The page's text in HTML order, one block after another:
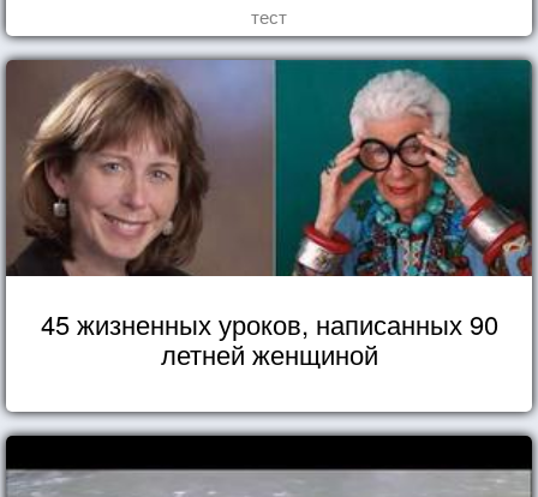
тест
45 жизненных уроков, написанных 90
летней женщиной